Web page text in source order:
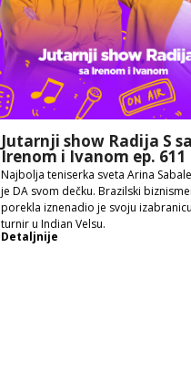
Jutarnji show Radija S
Irenom i Ivanom ep. 611
Najbolja teniserka sveta Arina
je DA svom dečku. Brazilski
porekla iznenadio je svoju
turnir u Indian Velsu.
Detaljnije